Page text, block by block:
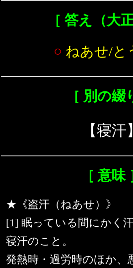
［ 答え（大
○ ねあせ/と
［ 別の綴
【寝汗】
［ 意味
★《盗汗（ねあせ）》
[1] 眠っている間にかく汗
寝汗のこと。
発熱時・過労時のほか、